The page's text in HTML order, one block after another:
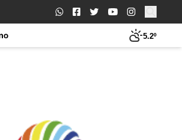
Buscar:
5.2º